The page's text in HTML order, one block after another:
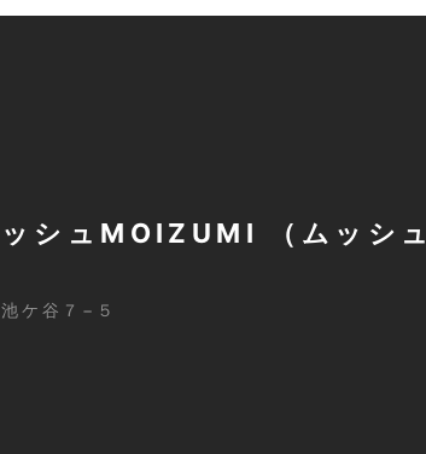
シュMOIZUMI （ムッシュ
ケ谷７−５